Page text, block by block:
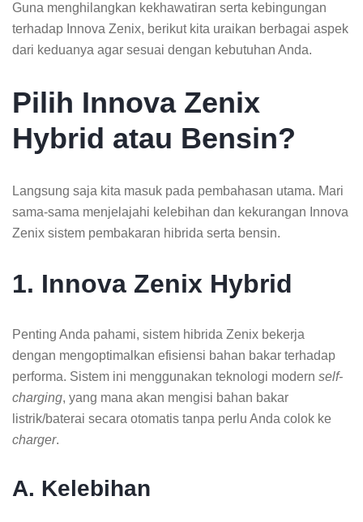
Guna menghilangkan kekhawatiran serta kebingungan
terhadap Innova Zenix, berikut kita uraikan berbagai aspek
dari keduanya agar sesuai dengan kebutuhan Anda.
Pilih Innova Zenix
Hybrid atau Bensin?
Langsung saja kita masuk pada pembahasan utama. Mari
sama-sama menjelajahi kelebihan dan kekurangan Innova
Zenix sistem pembakaran hibrida serta bensin.
1. Innova Zenix Hybrid
Penting Anda pahami, sistem hibrida Zenix bekerja
dengan mengoptimalkan efisiensi bahan bakar terhadap
performa. Sistem ini menggunakan teknologi modern self-
charging, yang mana akan mengisi bahan bakar
listrik/baterai secara otomatis tanpa perlu Anda colok ke
charger.
A. Kelebihan